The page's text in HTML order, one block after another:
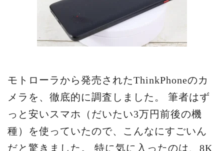
モトローラから発売されたThinkPhoneのカ
メラを、徹底的に調査しました。 筆者はず
っと安いスマホ（だいたい3万円前後の機
種）を使っていたので、こんなにすごいん
だと驚きました。 特に気に入ったのは、8K